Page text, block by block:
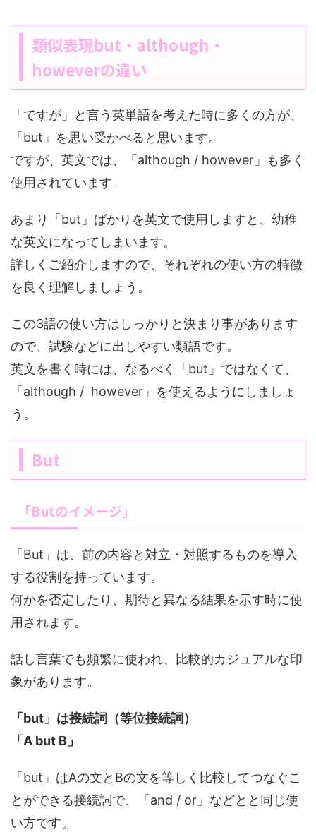
類似表現but・although・
howeverの違い
「ですが」と言う英単語を考えた時に多くの方が、
「but」を思い受かべると思います。
ですが、英文では、「although / however」も多く
使用されています。
あまり「but」ばかりを英文で使用しますと、幼稚
な英文になってしまいます。
詳しくご紹介しますので、それぞれの使い方の特徴
を良く理解しましょう。
この3語の使い方はしっかりと決まり事があります
ので、試験などに出しやすい類語です。
英文を書く時には、なるべく「but」ではなくて、
「although / however」を使えるようにしましょ
う。
But
「Butのイメージ」
「But」は、前の内容と対立・対照するものを導入
する役割を持っています。
何かを否定したり、期待と異なる結果を示す時に使
用されます。
話し言葉でも頻繁に使われ、比較的カジュアルな印
象があります。
「but」は接続詞（等位接続詞）
「 A but B」
「but」はAの文とBの文を等しく比較してつなぐこ
とができる接続詞で、「and / or」などとと同じ使
い方です。